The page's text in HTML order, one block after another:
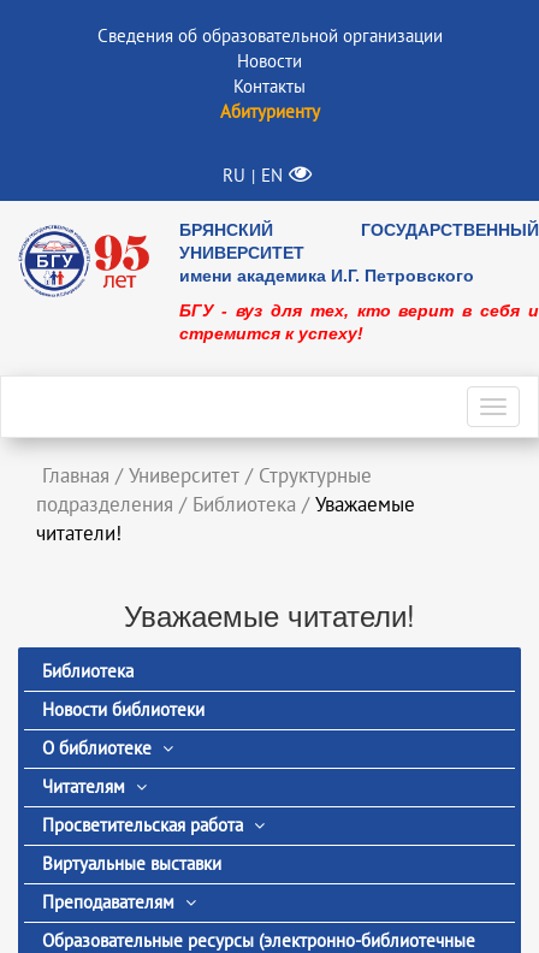
Сведения об образовательной организации
Новости
Контакты
Абитуриенту
RU | EN
БРЯНСКИЙ ГОСУДАРСТВЕННЫЙ
УНИВЕРСИТЕТ
имени академика И.Г. Петровского
БГУ - вуз для тех, кто верит в себя и
стремится к успеху!
Главная / Университет / Структурные
подразделения / Библиотека / Уважаемые
читатели!
Уважаемые читатели!
Библиотека
Новости библиотеки
О библиотеке
Читателям
Просветительская работа
Виртуальные выставки
Преподавателям
Образовательные ресурсы (электронно-библиотечные